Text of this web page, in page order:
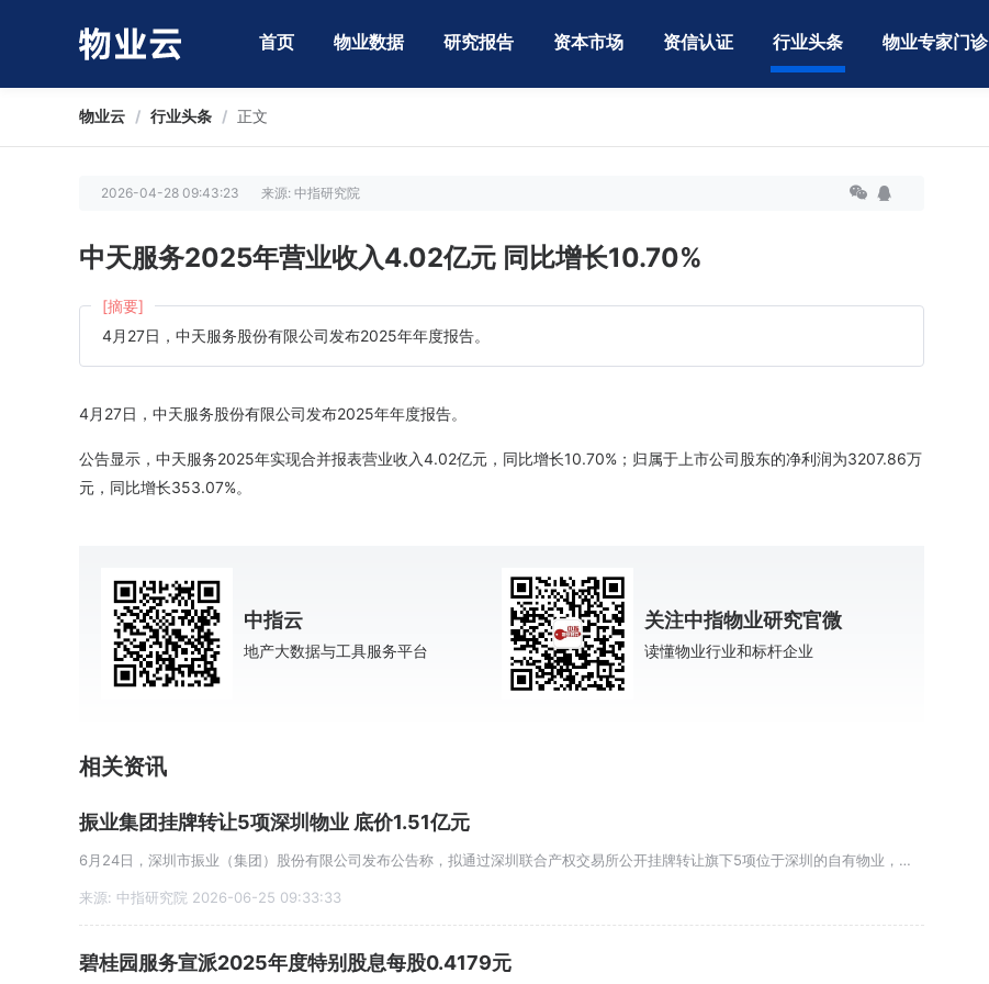
首页 物业数据 研究报告 资本市场 资信认证 行业头条 物业专家门诊
物业云 / 行业头条 / 正文
2026-04-28 09:43:23 来源: 中指研究院
中天服务2025年营业收入4.02亿元 同比增长10.70%
[摘要]
4月27日，中天服务股份有限公司发布2025年年度报告。
4月27日，中天服务股份有限公司发布2025年年度报告。
公告显示，中天服务2025年实现合并报表营业收入4.02亿元，同比增长10.70%；归属于上市公司股东的净利润为3207.86万
元，同比增长353.07%。
中指云
地产大数据与工具服务平台
关注中指物业研究官微
读懂物业行业和标杆企业
相关资讯
振业集团挂牌转让5项深圳物业 底价1.51亿元
6月24日，深圳市振业（集团）股份有限公司发布公告称，拟通过深圳联合产权交易所公开挂牌转让旗下5项位于深圳的自有物业，总建筑面积合计9435.97平方米，挂牌底价总计1.51亿元。
来源: 中指研究院 2026-06-25 09:33:33
碧桂园服务宣派2025年度特别股息每股0.4179元